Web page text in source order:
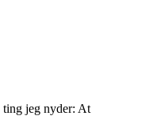
ting jeg nyder: At